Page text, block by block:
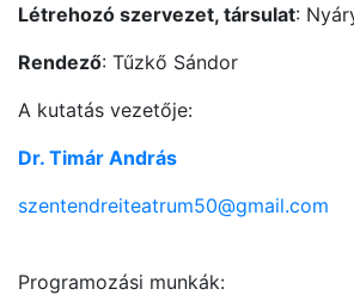
Létrehozó szervezet, társulat:
Rendező: Tűzkő Sándor
A kutatás vezetője:
Dr. Timár András
szentendreiteatrum50@gmail.com
Programozási munkák: